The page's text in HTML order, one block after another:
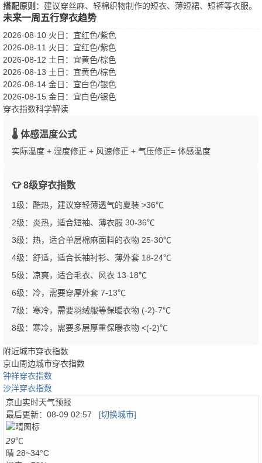
搭配原则 ：建议穿丝麻、轻棉织物制作的短衣、薄短裙、短裤等衣服。
未来一周五行穿衣趋势
2026-08-10 火日 ：宜红色/紫色
2026-08-11 火日 ：宜红色/紫色
2026-08-12 土日 ：宜黄色/棕色
2026-08-13 土日 ：宜黄色/棕色
2026-08-14 金日 ：宜白色/银色
2026-08-15 金日 ：宜白色/银色
穿衣指数科学解读
🌡️ 体感温度公式
实际温度 + 湿度修正 + 风速修正 + 气压修正= 体感温度
👕 8级穿衣指数
1级：酷热，建议穿轻薄透气的夏装 >36℃
2级：炎热，适合短袖、薄衣服 30-36℃
3级：热，适合单层棉麻面料的衣物 25-30℃
4级：舒适，适合长袖衬衫、薄外套 18-24℃
5级：凉爽，适合毛衣、风衣 13-18℃
6级：冷，需要穿厚外套 7-13℃
7级：寒冷，需要羽绒服等保暖衣物 (-2)-7℃
8级：寒冷，需要多层厚重保暖衣物 <(-2)℃
附近城市穿衣指数
京山周边城市穿衣指数
钟祥穿衣指数
沙洋穿衣指数
京山实时天气预报
最后更新： 08-09 02:57 [切换城市]
29℃
晴 28~34°C